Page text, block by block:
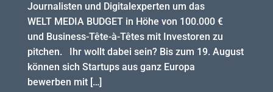
Journalisten und Digitalexperten um das
WELT MEDIA BUDGET in Höhe von 100.000 €
und Business-Tête-à-Têtes mit Investoren zu
pitchen. Ihr wollt dabei sein? Bis zum 19. August
können sich Startups aus ganz Europa
bewerben mit […]